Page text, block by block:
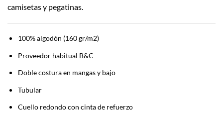
camisetas y pegatinas.
100% algodón (160 gr/m2)
Proveedor habitual B&C
Doble costura en mangas y bajo
Tubular
Cuello redondo con cinta de refuerzo